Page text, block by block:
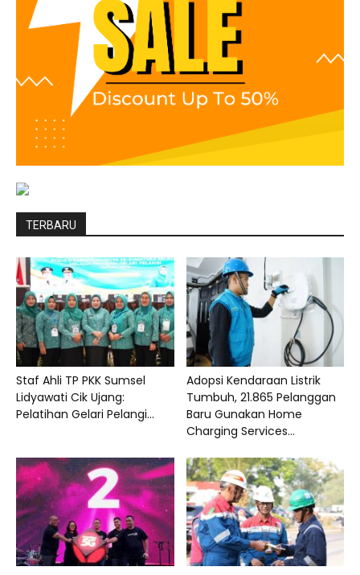
TERBARU
Staf Ahli TP PKK Sumsel
Lidyawati Cik Ujang:
Pelatihan Gelari Pelangi...
Adopsi Kendaraan Listrik
Tumbuh, 21.865 Pelanggan
Baru Gunakan Home
Charging Services...